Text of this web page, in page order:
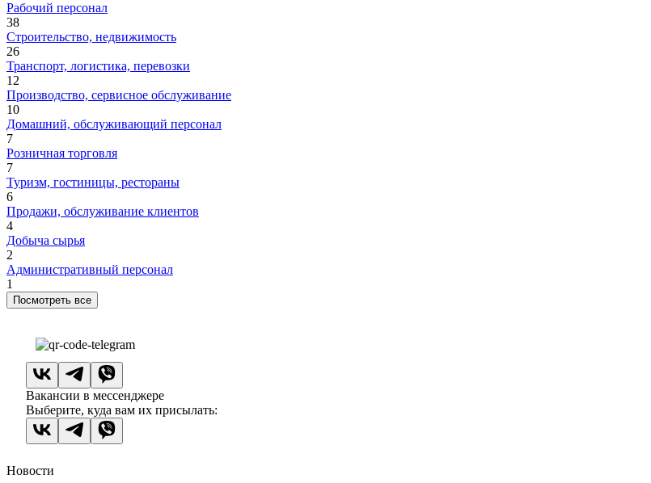
Рабочий персонал
38
Строительство, недвижимость
26
Транспорт, логистика, перевозки
12
Производство, сервисное обслуживание
10
Домашний, обслуживающий персонал
7
Розничная торговля
7
Туризм, гостиницы, рестораны
6
Продажи, обслуживание клиентов
4
Добыча сырья
2
Административный персонал
1
Посмотреть все
Вакансии в мессенджере
Выберите, куда вам их присылать:
Новости